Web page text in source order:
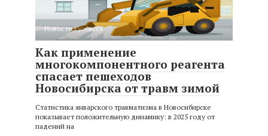
Новости Кузбасса
Как применение
многокомпонентного реагента
спасает пешеходов
Новосибирска от травм зимой
Статистика январского травматизма в Новосибирске
показывает положительную динамику: в 2025 году от
падений на